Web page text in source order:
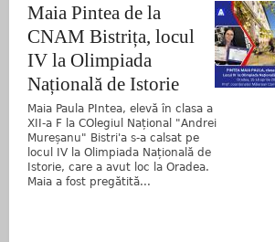
Maia Pintea de la
CNAM Bistrița, locul
IV la Olimpiada
Națională de Istorie
Maia Paula PIntea, elevă în clasa a
XII-a F la COlegiul Național "Andrei
Mureșanu" Bistri'a s-a calsat pe
locul IV la Olimpiada Națională de
Istorie, care a avut loc la Oradea.
Maia a fost pregătită...